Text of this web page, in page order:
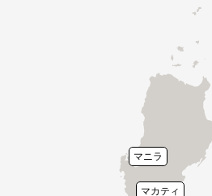
マニラ
マカティ